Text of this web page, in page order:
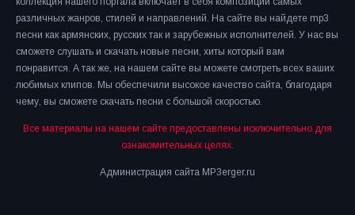
различных жанров, стилей и направлений. На сайте вы найдете mp3
песни как армянских, русских так и зарубежных исполнителей. У нас вы
сможете слушать и скачать новые песни, хиты который вам
понравится. А так же, на нашем сайте вы можете смотреть всех ваших
любимых клипов. Мы обеспечили высокое качество сайта, благодаря
чему, вы сможете скачать песни с большой скоростью.
Все материалы на нашем сайте предоставлены исключительно для
ознакомительных целях.
Администрация сайта MP3erger.ru